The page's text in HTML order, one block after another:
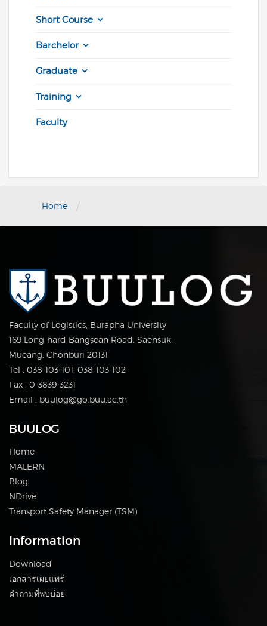
Short Course
Barchelor
Graduate
Training
Faculty
Home /
Faculty of Logistics, Burapha University
169 Long-hard Bangsean Road, Saensuk,
Mueang, Chonburi 20131
Tel : 038-103-101, 038-103-102
Fax : 0-3839-3231
Email : buulog@go.buu.ac.th
BUULOG
Home
MALERN
Blog
NDrive
Transport Safety Manager (TSM)
Information
Download
เอกสารเผยแพร่
คำถามที่พบบ่อย